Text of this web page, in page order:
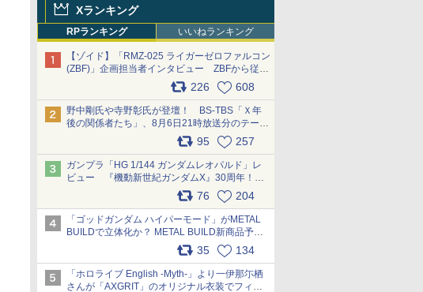
Xランキング
RPランキング いいねランキング
【ゾイド】「RMZ-025 ライガーゼロファルコン
(ZBF)」企画担当者インタビュー ZBFから従来
デザインまで再現可能なボリューム満点のキッ
ト pic.x.com/6zOqQAQKkX
226 608
野中剛氏や寺野彰氏が登壇！ BS-TBS「Ｘ年
後の関係者たち」、8月6日21時放送分のテーマ
は「超合金」！ pic.x.com/uWyt1uyuFm
95 257
ガンプラ「HG 1/144 ガンダムレオパルド」レ
ビュー 『機動新世紀ガンダムX』30周年！イ
ンナーアームガトリングの変形機構まで再現し
最新フォーマットでキット化！
pic.x.com/nszPIDTpbg
76 204
「ゴッドガンダム ハイパーモード」がMETAL
BUILDで立体化か？ METAL BUILD新商品予告
が公開 pic.x.com/HIcLLIM3ar35 134
「ホロライブ English -Myth-」より一伊那尓栖
さんが「AXGRIT」のオリジナル衣装でフィギ